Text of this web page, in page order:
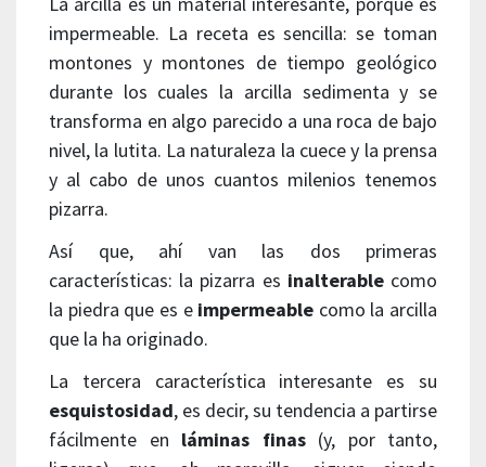
impermeable. La receta es sencilla: se toman
montones y montones de tiempo geológico
durante los cuales la arcilla sedimenta y se
transforma en algo parecido a una roca de bajo
nivel, la lutita. La naturaleza la cuece y la prensa
y al cabo de unos cuantos milenios tenemos
pizarra.
Así que, ahí van las dos primeras
características: la pizarra es inalterablecomo
la piedra que es e impermeable como la arcilla
que la ha originado.
La tercera característica interesante es su
esquistosidad, es decir, su tendencia a partirse
fácilmente en láminas finas(y, por tanto,